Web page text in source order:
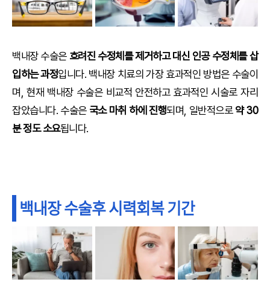
백내장 수술은 흐려진 수정체를 제거하고 대신 인공 수정체를 삽
입하는 과정입니다. 백내장 치료의 가장 효과적인 방법은 수술이
며, 현재 백내장 수술은 비교적 안전하고 효과적인 시술로 자리
잡았습니다. 수술은국소 마취 하에 진행되며, 일반적으로약 30
분 정도 소요됩니다.
백내장 수술후 시력회복 기간